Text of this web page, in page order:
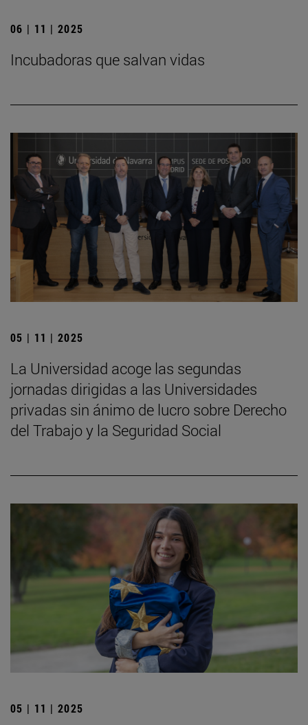
06 | 11 | 2025
Incubadoras que salvan vidas
05 | 11 | 2025
La Universidad acoge las segundas
jornadas dirigidas a las Universidades
privadas sin ánimo de lucro sobre Derecho
del Trabajo y la Seguridad Social
05 | 11 | 2025